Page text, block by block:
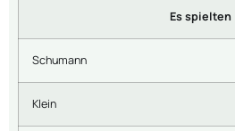
Es spielten
Schumann
Klein